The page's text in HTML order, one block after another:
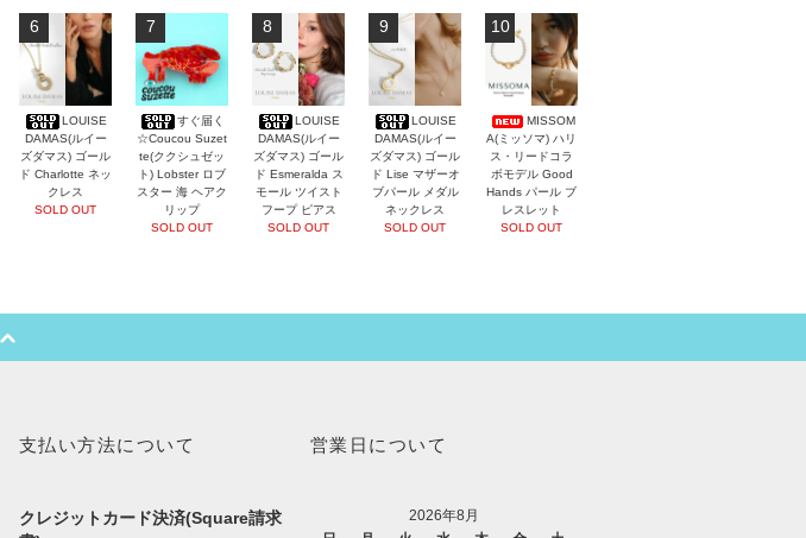
6
LOUISE
DAMAS(ルイー
ズダマス) ゴール
ド Charlotte ネッ
クレス
SOLD OUT
7
すぐ届く
☆Coucou Suzet
te(ククシュゼッ
ト) Lobster ロブ
スター 海 ヘアク
リップ
SOLD OUT
8
LOUISE
DAMAS(ルイー
ズダマス) ゴール
ド Esmeralda ス
モール ツイスト
フープ ピアス
SOLD OUT
9
LOUISE
DAMAS(ルイー
ズダマス) ゴール
ド Lise マザーオ
ブパール メダル
ネックレス
SOLD OUT
10
MISSOM
A(ミッソマ) ハリ
ス・リードコラ
ボモデル Good
Hands パール ブ
レスレット
SOLD OUT
支払い方法について
クレジットカード決済(Square請求
営業日について
2026年8月